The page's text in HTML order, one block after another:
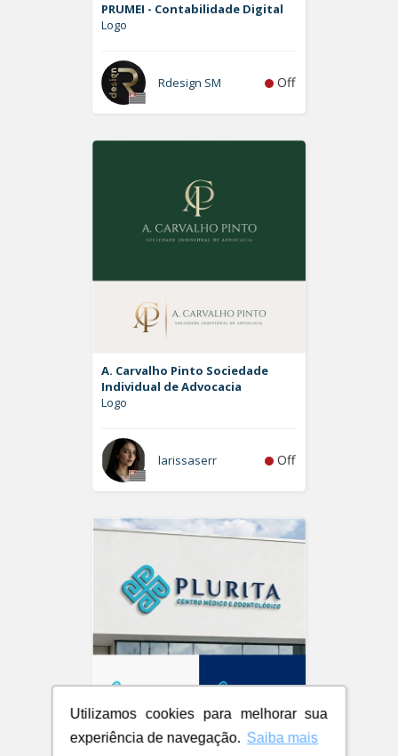
Utilizamos cookies para melhorar sua
experiência de navegação. Saiba mais
PRUMEI - Contabilidade Digital
Logo
Rdesign SM Off
A. Carvalho Pinto Sociedade
Individual de Advocacia
Logo
larissaserr Off
Plurita